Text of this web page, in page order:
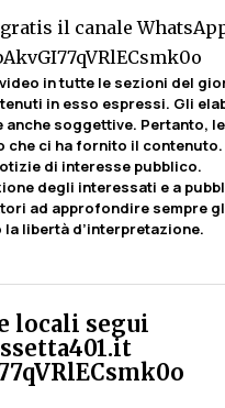
il canale
in tutte le sezioni del
in esso espressi. Gli
soggettive. Pertanto, le
ci ha fornito il contenuto.
di interesse pubblico.
degli interessati e a
ad approfondire sempre
libertà d’interpretazione.
locali segui